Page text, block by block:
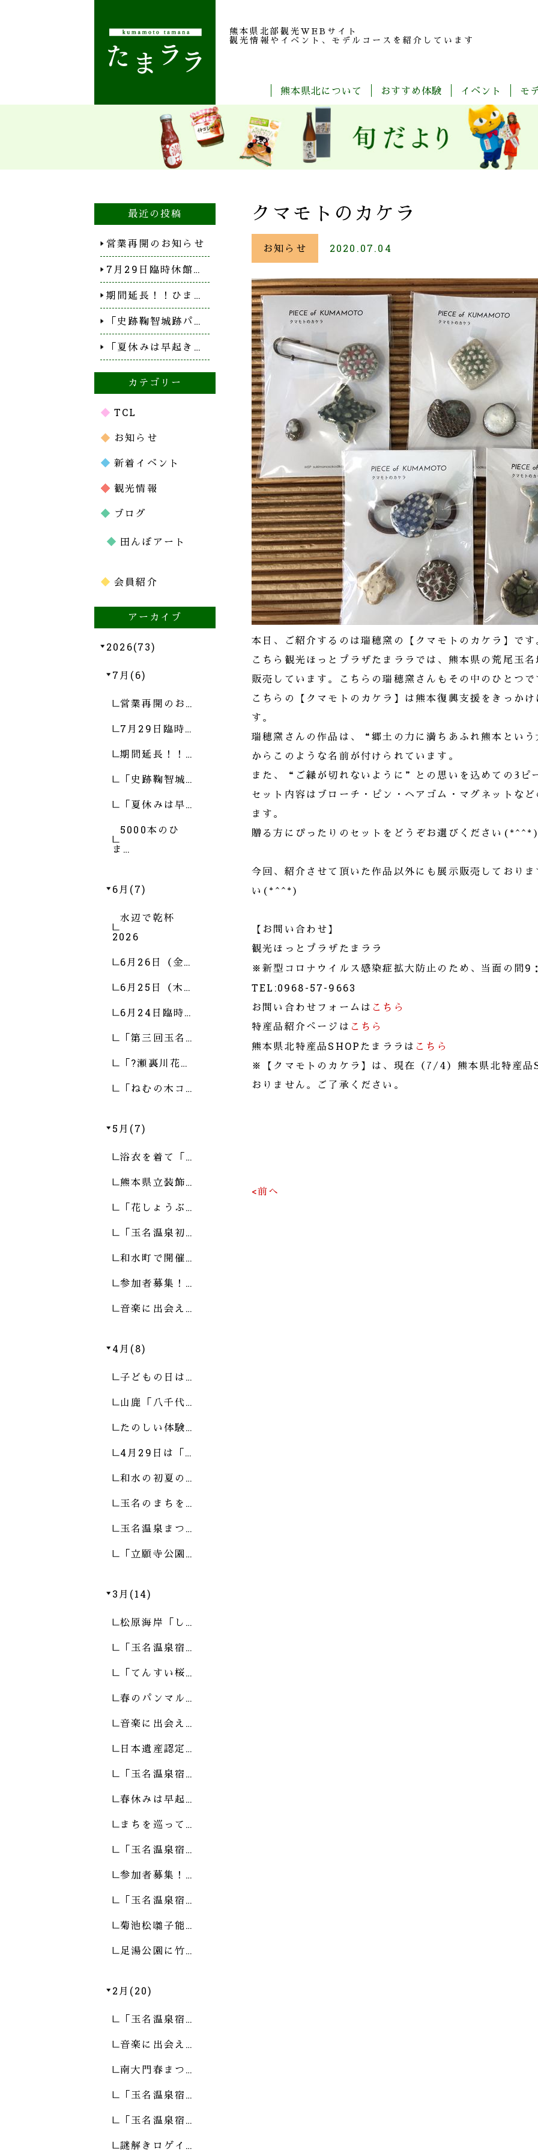
熊本県北部観光 WEBサイト
観光情報やイベント、モデルコースを紹介しています
熊本県北について
旬
だ
よ
り
品
紹
おすすめ体験
イベント
春
夏
秋 冬
モ
クマモトのカケラ
お知らせ 2020.07.04
本日、ご紹介するのは瑞穂窯の【クマモトのカケラ】です
こちら観光ほっとプラザたまララでは、熊本県の荒尾玉
販売しています。こちらの瑞穂窯さんもその中のひとつで
こちらの【クマモトのカケラ】は熊本復興支援をきっか
す。
瑞穂窯さんの作品は、“郷土の力に満ちあふれ熊本とい
からこのような名前が付けられています。
また、“ご縁が切れないように”との思いを込めての3ピ
セット内容はブローチ・ピン・ヘアゴム・マグネットな
ます。
贈る方にぴったりのセットをどうぞお選びください
今回、紹介させて頂いた作品以外にも展示販売しており
い(*^^*)
【お問い合わせ】
観光ほっとプラザたまララ
※新型コロナウイルス感染症拡大防止のため、当面の間 9
TEL:0968-57-9663
お問い合わせフォームは こちら
特産品紹介ぺージは こちら
熊本県北特産品 SHOP たまララは こちら
※【クマモトのカケラ】は、現在（7/4）熊本県北特産
おりません。ご了承ください。
<前へ
最近の投稿
営業再開のお知らせ
7月29日臨時休館…
期間延長！！ひま…
「史跡鞠智城跡パ…
「夏休みは早起き…
カテゴリー
TCL
お知らせ
新着イベント
観光情報
ブログ
田んぼアート
会員紹介
アーカイブ
2026(73)
7月(6)
営業再開のお…
7月29日臨時…
期間延長！！…
「史跡鞠智城…
「夏休みは早…
5000本のひ
ま…
6月(7)
水辺で乾杯
2026
6月26日（金…
6月25日（木…
6月24日臨時…
「第三回玉名…
「?瀬裏川花…
「ねむの木コ…
5月(7)
浴衣を着て「…
熊本県立装飾…
「花しょうぶ…
「玉名温泉初…
和水町で開催…
参加者募集！…
音楽に出会え…
4月(8)
子どもの日は…
山鹿「八千代…
たのしい体験…
4月29日は「…
和水の初夏の…
玉名のまちを…
玉名温泉まつ…
「立願寺公園…
3月(14)
松原海岸「し…
「玉名温泉宿…
「てんすい桜…
春のパンマル…
音楽に出会え…
日本遺産認定…
「玉名温泉宿…
春休みは早起…
まちを巡って…
「玉名温泉宿…
参加者募集！…
「玉名温泉宿…
菊池松囃子能…
足湯公園に竹…
2月(20)
「玉名温泉宿…
音楽に出会え…
南大門春まつ…
「玉名温泉宿…
「玉名温泉宿…
謎解きロゲイ…